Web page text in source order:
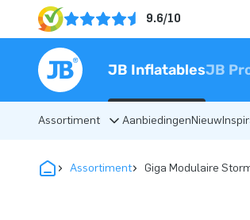
9.6/10
JB InflatablesJB
Assortiment AanbiedingenNieuw
Assortiment Giga Modulaire